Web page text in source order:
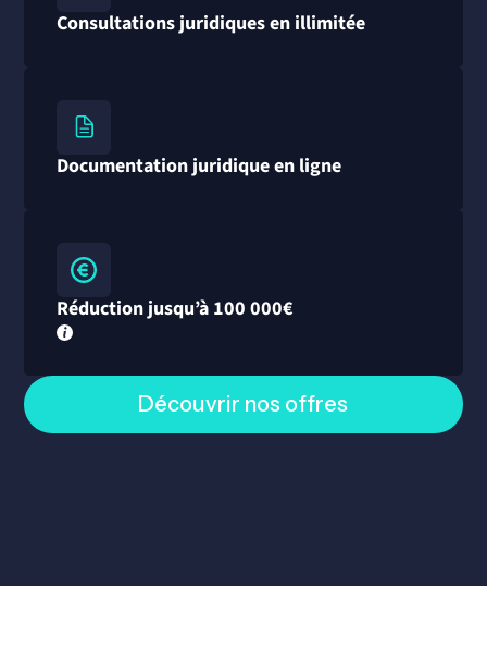
Consultations juridiques en illimitée
Documentation juridique en ligne
Réduction jusqu’à 100 000€
Découvrir nos offres